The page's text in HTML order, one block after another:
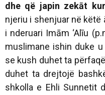
dhe që japin zekāt
njeriu i shenjuar në
i nderuari Imām ‘Alīu
muslimane ishin duke
se kush duhet ta
duhet ta drejtojë
shkolla e Ehli Sunnetit